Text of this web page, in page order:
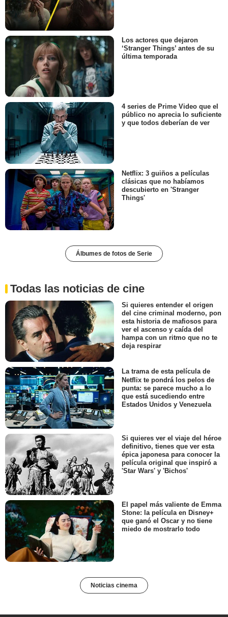
Los actores que dejaron
‘Stranger Things’ antes de su
última temporada
4 series de Prime Video que el
público no aprecia lo suficiente
y que todos deberían de ver
Netflix: 3 guiños a películas
clásicas que no habíamos
descubierto en 'Stranger
Things'
Álbumes de fotos de Serie
Todas las noticias de cine
Si quieres entender el origen
del cine criminal moderno, pon
esta historia de mafiosos para
ver el ascenso y caída del
hampa con un ritmo que no te
deja respirar
La trama de esta película de
Netflix te pondrá los pelos de
punta: se parece mucho a lo
que está sucediendo entre
Estados Unidos y Venezuela
Si quieres ver el viaje del héroe
definitivo, tienes que ver esta
épica japonesa para conocer la
película original que inspiró a
'Star Wars' y 'Bichos'
El papel más valiente de Emma
Stone: la película en Disney+
que ganó el Oscar y no tiene
miedo de mostrarlo todo
Noticias cinema